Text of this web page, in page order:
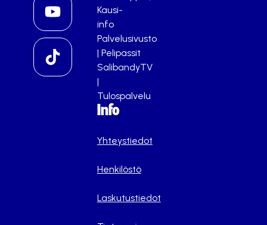
Kausi-
info
Palvelusivusto
| Pelipassit
SalibandyTV
|
Tulospalvelu
Info
Yhteystiedot
Henkilöstö
Laskutustiedot